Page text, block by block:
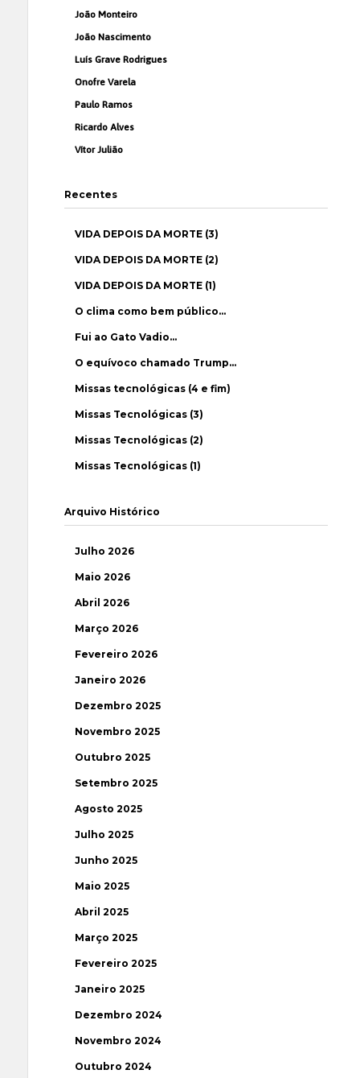
João Monteiro
João Nascimento
Luís Grave Rodrigues
Onofre Varela
Paulo Ramos
Ricardo Alves
Vítor Julião
Recentes
VIDA DEPOIS DA MORTE (3)
VIDA DEPOIS DA MORTE (2)
VIDA DEPOIS DA MORTE (1)
O clima como bem público…
Fui ao Gato Vadio…
O equívoco chamado Trump…
Missas tecnológicas (4 e fim)
Missas Tecnológicas (3)
Missas Tecnológicas (2)
Missas Tecnológicas (1)
Arquivo Histórico
Julho 2026
Maio 2026
Abril 2026
Março 2026
Fevereiro 2026
Janeiro 2026
Dezembro 2025
Novembro 2025
Outubro 2025
Setembro 2025
Agosto 2025
Julho 2025
Junho 2025
Maio 2025
Abril 2025
Março 2025
Fevereiro 2025
Janeiro 2025
Dezembro 2024
Novembro 2024
Outubro 2024